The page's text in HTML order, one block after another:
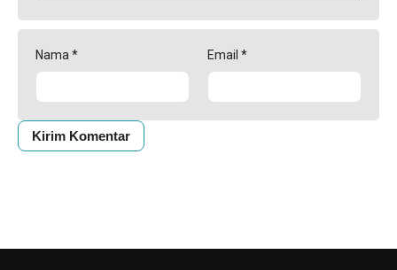
Nama * Email *